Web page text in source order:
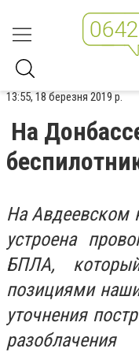
13:55, 18 березня 2019 р.
На
На Авдеевском
устроена
БПЛА,
позициями
уточнения